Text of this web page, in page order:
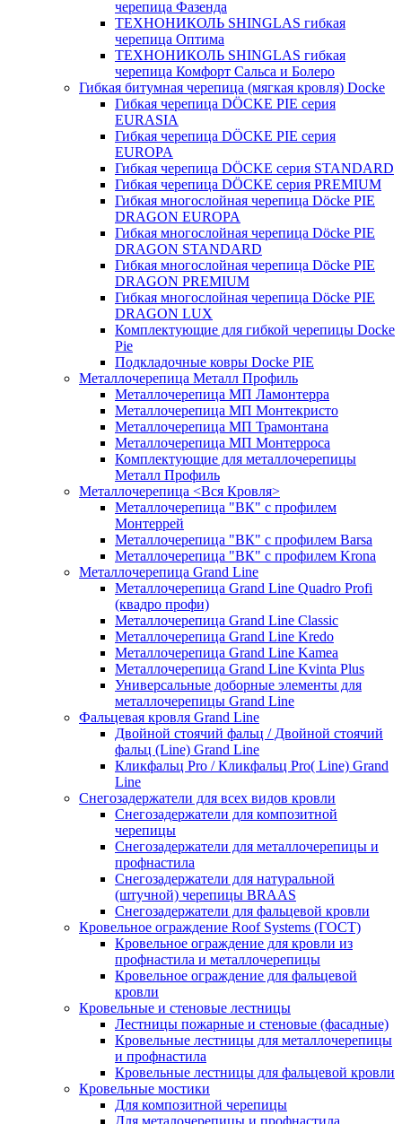
черепица Фазенда
ТЕХНОНИКОЛЬ SHINGLAS гибкая
черепица Оптима
ТЕХНОНИКОЛЬ SHINGLAS гибкая
черепица Комфорт Сальса и Болеро
Гибкая битумная черепица (мягкая кровля) Docke
Гибкая черепица DÖCKE PIE серия
EURASIA
Гибкая черепица DÖCKE PIE серия
EUROPA
Гибкая черепица DÖCKE серия STANDARD
Гибкая черепица DÖCKE серия PREMIUM
Гибкая многослойная черепица Döcke PIE
DRAGON EUROPA
Гибкая многослойная черепица Döcke PIE
DRAGON STANDARD
Гибкая многослойная черепица Döcke PIE
DRAGON PREMIUM
Гибкая многослойная черепица Döcke PIE
DRAGON LUX
Комплектующие для гибкой черепицы Docke
Pie
Подкладочные ковры Docke PIE
Металлочерепица Металл Профиль
Металлочерепица МП Ламонтерра
Металлочерепица МП Монтекристо
Металлочерепица МП Трамонтана
Металлочерепица МП Монтерроса
Комплектующие для металлочерепицы
Металл Профиль
Металлочерепица <Вся Кровля>
Металлочерепица "ВК" с профилем
Монтеррей
Металлочерепица "ВК" с профилем Barsa
Металлочерепица "ВК" с профилем Krona
Металлочерепица Grand Line
Металлочерепица Grand Line Quadro Profi
(квадро профи)
Металлочерепица Grand Line Classic
Металлочерепица Grand Line Kredo
Металлочерепица Grand Line Kamea
Металлочерепица Grand Line Kvinta Plus
Универсальные доборные элементы для
металлочерепицы Grand Line
Фальцевая кровля Grand Line
Двойной стоячий фальц / Двойной стоячий
фальц (Line) Grand Line
Кликфальц Pro / Кликфальц Pro( Line) Grand
Line
Снегозадержатели для всех видов кровли
Снегозадержатели для композитной
черепицы
Снегозадержатели для металлочерепицы и
профнастила
Снегозадержатели для натуральной
(штучной) черепицы BRAAS
Снегозадержатели для фальцевой кровли
Кровельное ограждение Roof Systems (ГОСТ)
Кровельное ограждение для кровли из
профнастила и металлочерепицы
Кровельное ограждение для фальцевой
кровли
Кровельные и стеновые лестницы
Лестницы пожарные и стеновые (фасадные)
Кровельные лестницы для металлочерепицы
и профнастила
Кровельные лестницы для фальцевой кровли
Кровельные мостики
Для композитной черепицы
Для металочерепицы и профнастила